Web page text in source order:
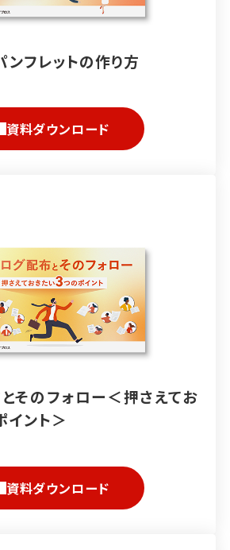
ンフレットの作り方
資料ダウンロード
そのフォロー＜押さえてお
イント＞
資料ダウンロード